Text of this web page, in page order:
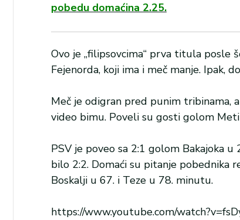
pobedu domaćina 2.25.
Ovo je „filipsovcima“ prva titula posle
Fejenorda, koji ima i meč manje. Ipak,
Meč je odigran pred punim tribinama,
video bimu. Poveli su gosti golom
PSV je poveo sa 2:1 golom Bakajoka
bilo 2:2. Domaći su pitanje
Boskalji u 67. i Teze u 78. minutu.
https://www.youtube.com/